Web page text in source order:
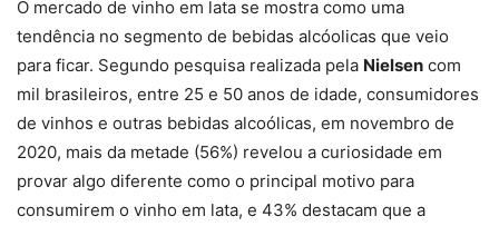
O mercado de vinho em lata se mostra como uma
tendência no segmento de bebidas alcóolicas que veio
para ficar. Segundo pesquisa realizada pela Nielsen com
mil brasileiros, entre 25 e 50 anos de idade, consumidores
de vinhos e outras bebidas alcoólicas, em novembro de
2020, mais da metade (56%) revelou a curiosidade em
provar algo diferente como o principal motivo para
consumirem o vinho em lata, e 43% destacam que a